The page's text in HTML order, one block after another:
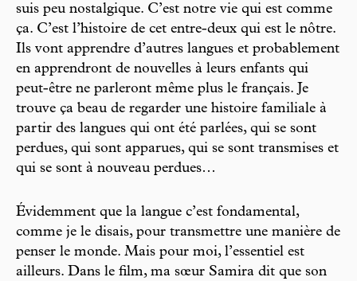
suis peu nostalgique. C’est notre vie qui est comme
ça. C’est l’histoire de cet entre-deux qui est le nôtre.
Ils vont apprendre d’autres langues et probablement
en apprendront de nouvelles à leurs enfants qui
peut-être ne parleront même plus le français. Je
trouve ça beau de regarder une histoire familiale à
partir des langues qui ont été parlées, qui se sont
perdues, qui sont apparues, qui se sont transmises et
qui se sont à nouveau perdues…
Évidemment que la langue c’est fondamental,
comme je le disais, pour transmettre une manière de
penser le monde. Mais pour moi, l’essentiel est
ailleurs. Dans le film, ma sœur Samira dit que son